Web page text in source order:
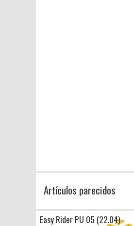
Artículos parecidos
Easy Rider PU 05 (22.04)